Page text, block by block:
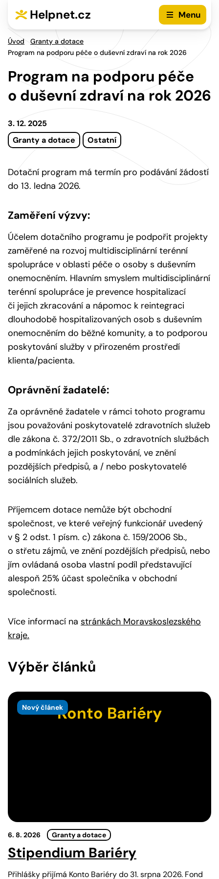
Helpnet.cz Menu
Úvod
Granty a dotace
Program na podporu péče o duševní zdraví na rok 2026
Program na podporu péče
o duševní zdraví na rok 2026
3. 12. 2025
Granty a dotace
Ostatní
Dotační program má termín pro podávání žádostí
do 13. ledna 2026.
Zaměření výzvy:
Účelem dotačního programu je podpořit projekty
zaměřené na rozvoj multidisciplinární terénní
spolupráce v oblasti péče o osoby s duševním
onemocněním. Hlavním smyslem multidisciplinární
terénní spolupráce je prevence hospitalizací
či jejich zkracování a nápomoc k reintegraci
dlouhodobě hospitalizovaných osob s duševním
onemocněním do běžné komunity, a to podporou
poskytování služby v přirozeném prostředí
klienta/pacienta.
Oprávnění žadatelé:
Za oprávněné žadatele v rámci tohoto programu
jsou považováni poskytovatelé zdravotních služeb
dle zákona č. 372/2011 Sb., o zdravotních službách
a podmínkách jejich poskytování, ve znění
pozdějších předpisů, a / nebo poskytovatelé
sociálních služeb.
Příjemcem dotace nemůže být obchodní
společnost, ve které veřejný funkcionář uvedený
v § 2 odst. 1 písm. c) zákona č. 159/2006 Sb.,
o střetu zájmů, ve znění pozdějších předpisů, nebo
jím ovládaná osoba vlastní podíl představující
alespoň 25% účast společníka v obchodní
společnosti.
Více informací na stránkách Moravskoslezského
kraje.
Výběr článků
Nový článekKonto Bariéry
6. 8. 2026 Granty a dotace
Stipendium Bariéry
Přihlášky přijímá Konto Bariéry do 31. srpna 2026. Fond